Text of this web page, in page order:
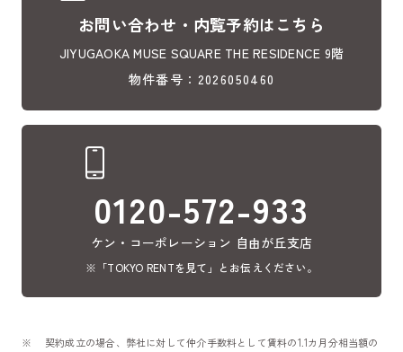
お問い合わせ・内覧予約はこちら
JIYUGAOKA MUSE SQUARE THE RESIDENCE 9階
物件番号：2026050460
0120-572-933
ケン・コーポレーション 自由が丘支店
※「TOKYO RENTを見て」とお伝えください。
契約成立の場合、弊社に対して仲介手数料として賃料の1.1カ月分相当額の